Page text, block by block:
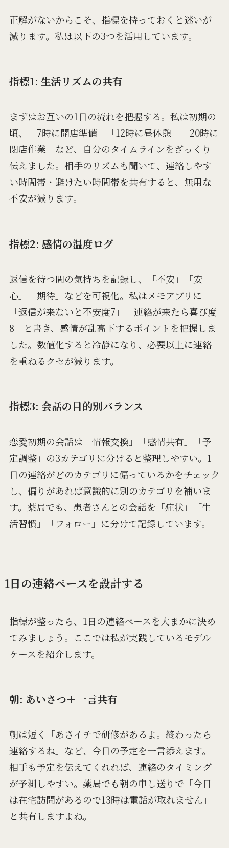
正解がないからこそ、指標を持っておくと迷いが
減ります。私は以下の3つを活用しています。
指標1: 生活リズムの共有
まずはお互いの1日の流れを把握する。私は初期の
頃、「7時に開店準備」「12時に昼休憩」「20時に
閉店作業」など、自分のタイムラインをざっくり
伝えました。相手のリズムも聞いて、連絡しやす
い時間帯・避けたい時間帯を共有すると、無用な
不安が減ります。
指標2: 感情の温度ログ
返信を待つ間の気持ちを記録し、「不安」「安
心」「期待」などを可視化。私はメモアプリに
「返信が来ないと不安度7」「連絡が来たら喜び度
8」と書き、感情が乱高下するポイントを把握しま
した。数値化すると冷静になり、必要以上に連絡
を重ねるクセが減ります。
指標3: 会話の目的別バランス
恋愛初期の会話は「情報交換」「感情共有」「予
定調整」の3カテゴリに分けると整理しやすい。1
日の連絡がどのカテゴリに偏っているかをチェック
し、偏りがあれば意識的に別のカテゴリを補いま
す。薬局でも、患者さんとの会話を「症状」「生
活習慣」「フォロー」に分けて記録しています。
1日の連絡ペースを設計する
指標が整ったら、1日の連絡ペースを大まかに決め
てみましょう。ここでは私が実践しているモデル
ケースを紹介します。
朝: あいさつ＋一言共有
朝は短く「あさイチで研修があるよ。終わったら
連絡するね」など、今日の予定を一言添えます。
相手も予定を伝えてくれれば、連絡のタイミング
が予測しやすい。薬局でも朝の申し送りで「今日
は在宅訪問があるので13時は電話が取れません」
と共有しますよね。